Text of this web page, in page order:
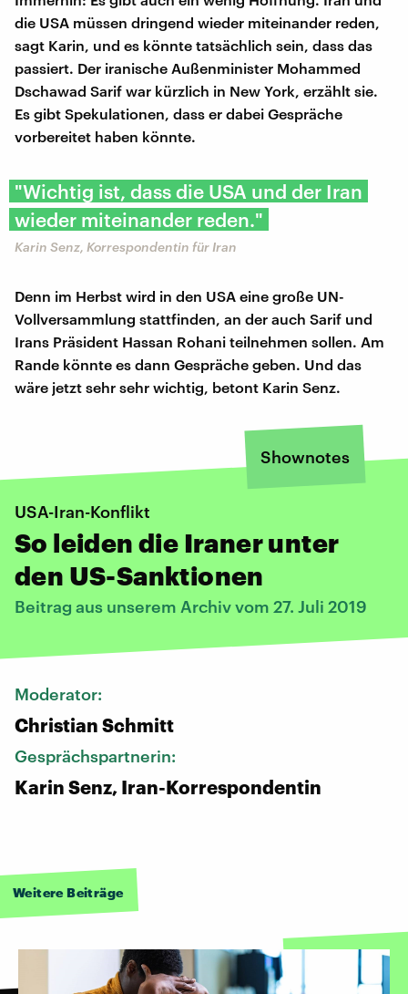
die USA müssen dringend wieder miteinander reden,
sagt Karin, und es könnte tatsächlich sein, dass das
passiert. Der iranische Außenminister Mohammed
Dschawad Sarif war kürzlich in New York, erzählt sie.
Es gibt Spekulationen, dass er dabei Gespräche
vorbereitet haben könnte.
" Wichtig ist, dass die USA und der Iran
wieder miteinander reden."
Karin Senz, Korrespondentin für Iran
Denn im Herbst wird in den USA eine große UN-
Vollversammlung stattfinden, an der auch Sarif und
Irans Präsident Hassan Rohani teilnehmen sollen. Am
Rande könnte es dann Gespräche geben. Und das
wäre jetzt sehr sehr wichtig, betont Karin Senz.
Shownotes
USA-Iran-Konflikt
So leiden die Iraner unter
den US-Sanktionen
Beitrag aus unserem Archiv vom 27. Juli 2019
Moderator:
Christian Schmitt
Gesprächspartnerin:
Karin Senz, Iran-Korrespondentin
Weitere Beiträge